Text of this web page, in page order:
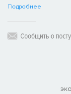
Подробнее
Сообщить о